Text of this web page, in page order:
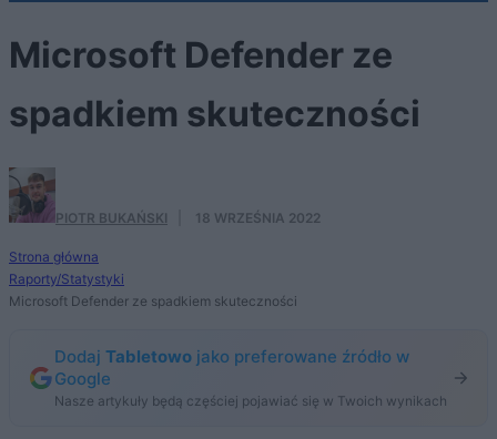
Microsoft Defender ze
spadkiem skuteczności
PIOTR BUKAŃSKI 18 WRZEŚNIA 2022
Strona główna
Raporty/Statystyki
Microsoft Defender ze spadkiem skuteczności
Dodaj Tabletowo jako preferowane źródło w
Google
Nasze artykuły będą częściej pojawiać się w Twoich wynikach